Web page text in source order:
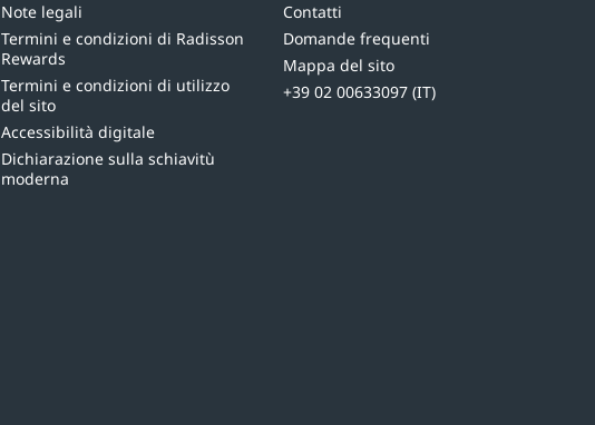
Note legali
Termini e condizioni di Radisson
Rewards
Termini e condizioni di utilizzo
del sito
Accessibilità digitale
Dichiarazione sulla schiavitù
moderna
Contatti
Domande frequenti
Mappa del sito
+39 02 00633097 (IT)